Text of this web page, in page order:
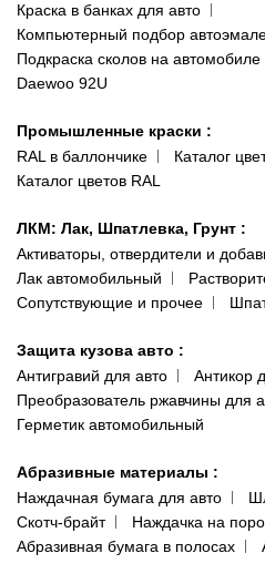
Одесса
пр-т Акад. Глушко, 29
066 554-97-70
Наши публикации
Публичная оферта
Политика конфиденциальности
Краска в банках для авто
Компьютерный подбор
Подкраска сколов на автомобиле
Daewoo 92U
Промышленные краски :
RAL в баллончике
Каталог
Каталог цветов RAL
ЛКМ: Лак, Шпатлевка, Грунт :
Активаторы, отвердители и
Лак автомобильный
Сопутствующие и прочее
Защита кузова авто :
Антигравий для авто
Антикор
Преобразователь ржавчины для
Герметик автомобильный
Абразивные материалы :
Наждачная бумага для авто
Скотч-брайт
Наждачка на
Абразивная бумага в полосах